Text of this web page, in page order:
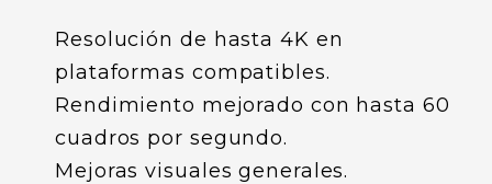
Resolución de hasta 4K en
plataformas compatibles.
Rendimiento mejorado con hasta 60
cuadros por segundo.
Mejoras visuales generales.